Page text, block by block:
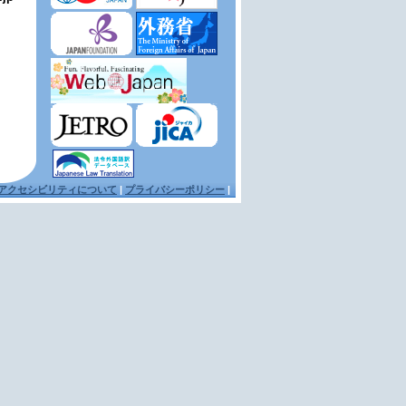
クセシビリティについて | プライバシーポリシー |